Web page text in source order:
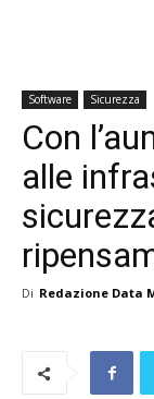
Software Sicurezza
Con
alle
Di Redazione Data